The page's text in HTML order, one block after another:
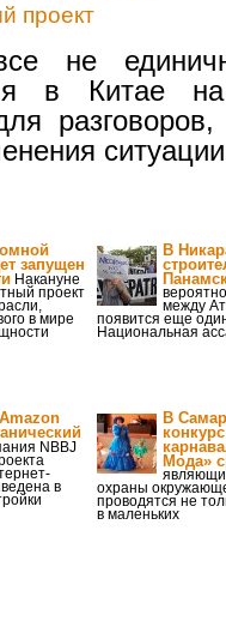
проект
не
в Китае на
ситуации
запущен
Накануне
проект
в мире
В
между
появится еще
Национальная
NBBJ
в
В
Мода»
охраны
проводятся не
в маленьких